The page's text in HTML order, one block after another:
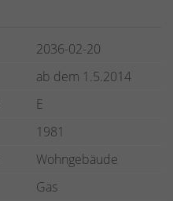
2036-02-20
ab dem 1.5.2014
E
1981
Wohngebäude
Gas